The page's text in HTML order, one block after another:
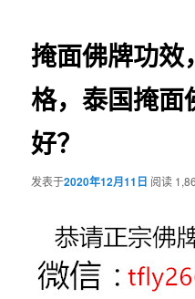
掩面佛牌功效
格，泰国掩面
好？
发表于2020年12月11日 阅读